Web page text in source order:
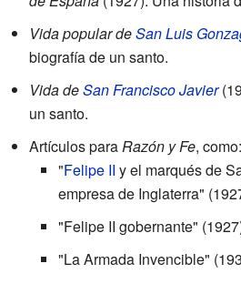
Vida popular deSan Luis
biografía de un santo.
Vida deSan Francisco Javier
un santo.
Artículos paraRazón y Fe, como:
"Felipe II y el marqués de
empresa de Inglaterra"
"Felipe II gobernante"
"La Armada Invencible"